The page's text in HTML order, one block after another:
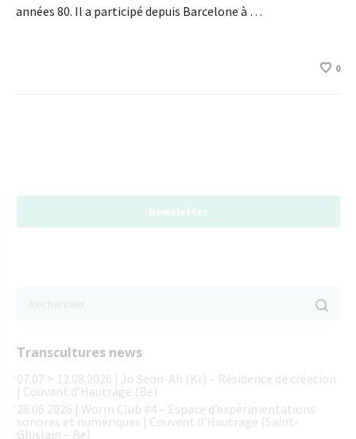
années 80. Il a participé depuis Barcelone à …
0
Newsletter
Transcultures news
07.07 > 12.08.2026 | Jo Seon-Ah (Kr) – Résidence de création
| Couvant d’Hautrage (Be)
28.06.2026 | Worm Club #4 – Espace d’expérimentations
sonores et numériques | Couvent d’Hautrage (Saint-
Ghislain – Be)